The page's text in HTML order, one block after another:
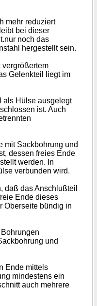
mehr reduziert
bei dieser
noch das
hergestellt sein.
vergrößertem
Gelenkteil liegt im
als Hülse ausgelegt
ist. Auch
mit Sackbohrung und
dessen freies Ende
werden. In
verbunden wird.
daß das Anschlußteil
Ende dieses
Oberseite bündig in
und
Ende mittels
mindestens ein
auch mehrere